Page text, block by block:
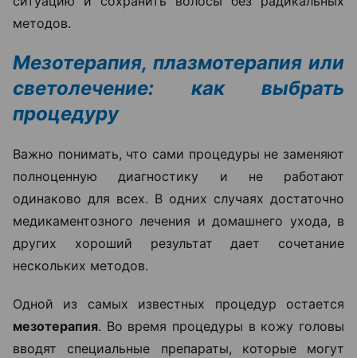
методов.
Мезотерапия, плазмотерапия или
светолечение: как выбрать
процедуру
Важно понимать, что сами процедуры не заменяют
полноценную диагностику и не работают
одинаково для всех. В одних случаях достаточно
медикаментозного лечения и домашнего ухода, в
других хороший результат дает сочетание
нескольких методов.
Одной из самых известных процедур остается
мезотерапия. Во время процедуры в кожу головы
вводят специальные препараты, которые могут